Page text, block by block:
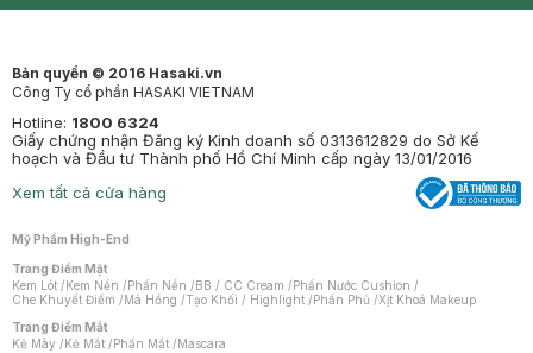
Bản quyền © 2016 Hasaki.vn
Công Ty cổ phần HASAKI VIETNAM
Hotline: 1800 6324
Giấy chứng nhận Đăng ký Kinh doanh số 0313612829 do Sở Kế
hoạch và Đầu tư Thành phố Hồ Chí Minh cấp ngày 13/01/2016
Xem tất cả cửa hàng
Mỹ Phẩm High-End
Trang Điểm Mặt
Kem Lót /Kem Nền /Phấn Nền /BB / CC Cream /Phấn Nước Cushion /
Che Khuyết Điểm /Má Hồng /Tạo Khối / Highlight /Phấn Phủ /Xịt Khoá Makeup
Trang Điểm Mắt
Kẻ Mày /Kẻ Mắt /Phấn Mắt /Mascara